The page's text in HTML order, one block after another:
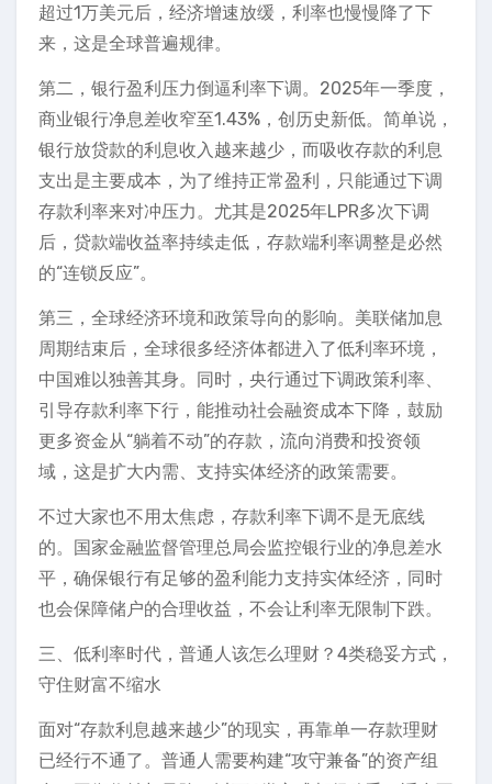
超过1万美元后，经济增速放缓，利率也慢慢降了下
来，这是全球普遍规律。
第二，银行盈利压力倒逼利率下调。2025年一季度，
商业银行净息差收窄至1.43%，创历史新低。简单说，
银行放贷款的利息收入越来越少，而吸收存款的利息
支出是主要成本，为了维持正常盈利，只能通过下调
存款利率来对冲压力。尤其是2025年LPR多次下调
后，贷款端收益率持续走低，存款端利率调整是必然
的“连锁反应”。
第三，全球经济环境和政策导向的影响。美联储加息
周期结束后，全球很多经济体都进入了低利率环境，
中国难以独善其身。同时，央行通过下调政策利率、
引导存款利率下行，能推动社会融资成本下降，鼓励
更多资金从“躺着不动”的存款，流向消费和投资领
域，这是扩大内需、支持实体经济的政策需要。
不过大家也不用太焦虑，存款利率下调不是无底线
的。国家金融监督管理总局会监控银行业的净息差水
平，确保银行有足够的盈利能力支持实体经济，同时
也会保障储户的合理收益，不会让利率无限制下跌。
三、低利率时代，普通人该怎么理财？4类稳妥方式，
守住财富不缩水
面对“存款利息越来越少”的现实，再靠单一存款理财
已经行不通了。普通人需要构建“攻守兼备”的资产组